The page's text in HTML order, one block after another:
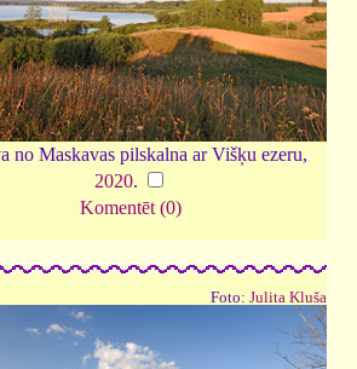
no Maskavas pilskalna ar Višķu ezeru,
2020.
Komentēt (0)
Foto: Julita Kluša